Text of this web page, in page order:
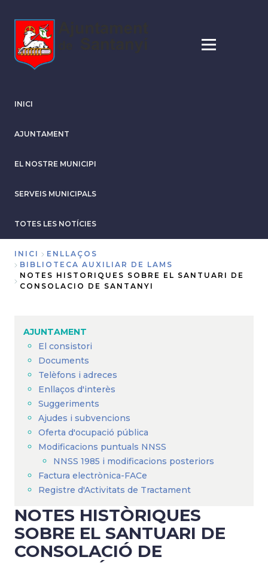
contingut
INICI
AJUNTAMENT
EL NOSTRE MUNICIPI
SERVEIS MUNICIPALS
TOTES LES NOTÍCIES
Fil
d'Ariadna
INICI
ENLLAÇOS
BIBLIOTECA AUXILIAR DE LAMS
NOTES HISTORIQUES SOBRE EL SANTUARI DE
CONSOLACIO DE SANTANYI
AJUNTAMENT
El consistori
Documents
Telèfons i adreces
Enllaços d'interès
Suggeriments
Ajudes i subvencions
Oferta d'ocupació pública
Modificacions puntuals NNSS
NNSS 1985 i modificacions posteriors
Factura electrònica-FACe
Registre d'Activitats de Tractament
NOTES HISTÒRIQUES
SOBRE EL SANTUARI DE
CONSOLACIÓ DE